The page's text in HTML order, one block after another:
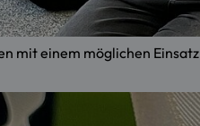
mit einem möglichen